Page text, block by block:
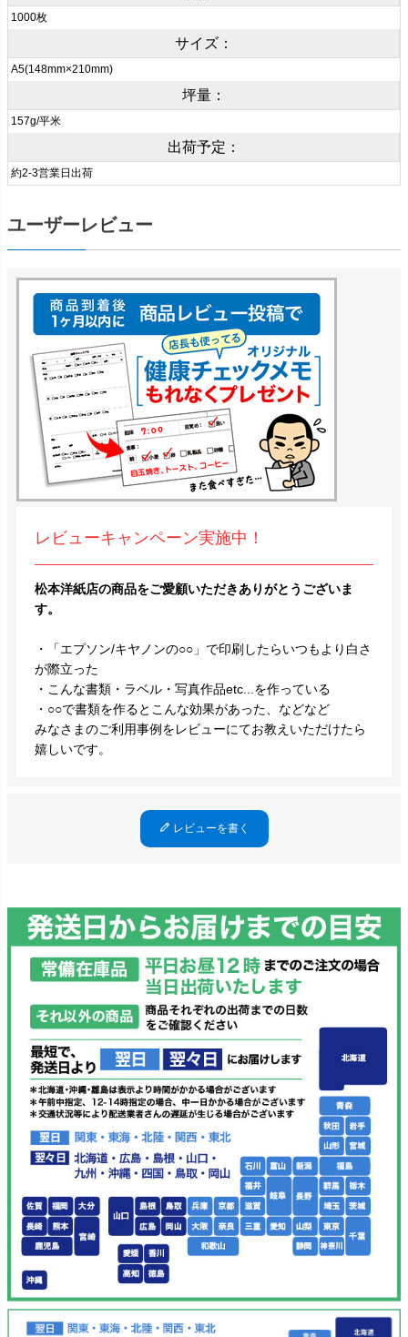
1000枚
サイズ：
A5(148mm×210mm)
坪量：
157g/平米
出荷予定：
約2-3営業日出荷
ユーザーレビュー
レビューキャンペーン実施中！
松本洋紙店の商品をご愛顧いただきありがとうございま
す。
・「エプソン/キヤノンの○○」で印刷したらいつもより白さ
が際立った
・こんな書類・ラベル・写真作品etc...を作っている
・○○で書類を作るとこんな効果があった、などなど
みなさまのご利用事例をレビューにてお教えいただけたら
嬉しいです。
レビューを書く